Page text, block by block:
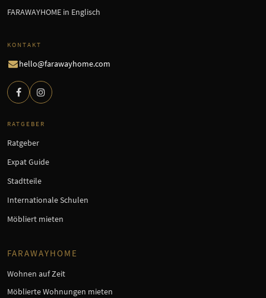
FARAWAYHOME in Englisch
KONTAKT
hello@farawayhome.com
RATGEBER
Ratgeber
Expat Guide
Stadtteile
Internationale Schulen
Möbliert mieten
FARAWAYHOME
Wohnen auf Zeit
Möblierte Wohnungen mieten